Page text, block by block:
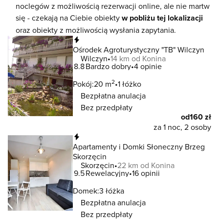
noclegów z możliwością rezerwacji online, ale nie martw
się - czekają na Ciebie obiektyw pobliżu tej lokalizacji
oraz obiekty z możliwością wysłania zapytania.
Ośrodek Agroturystyczny "TB" Wilczyn
Wilczyn 14 km od Konina
8.8Bardzo dobry 4 opinie
Pokój:20 m2 1 łóżko
Bezpłatna anulacja
Bez przedpłaty
od160 zł
za 1 noc, 2 osoby
Apartamenty i Domki Słoneczny Brzeg
Skorzęcin
Skorzęcin 22 km od Konina
9.5Rewelacyjny 16 opinii
Domek:3 łóżka
Bezpłatna anulacja
Bez przedpłaty